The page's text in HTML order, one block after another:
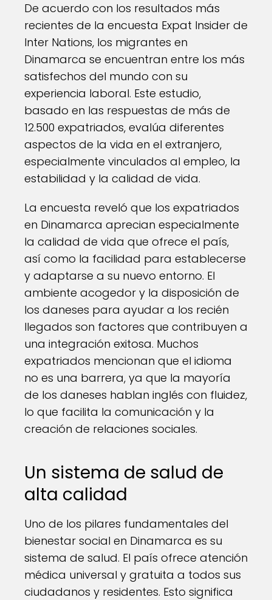
De acuerdo con los resultados más
recientes de la encuesta Expat Insider de
Inter Nations, los migrantes en
Dinamarca se encuentran entre los más
satisfechos del mundo con su
experiencia laboral. Este estudio,
basado en las respuestas de más de
12.500 expatriados, evalúa diferentes
aspectos de la vida en el extranjero,
especialmente vinculados al empleo, la
estabilidad y la calidad de vida.
La encuesta reveló que los expatriados
en Dinamarca aprecian especialmente
la calidad de vida que ofrece el país,
así como la facilidad para establecerse
y adaptarse a su nuevo entorno. El
ambiente acogedor y la disposición de
los daneses para ayudar a los recién
llegados son factores que contribuyen a
una integración exitosa. Muchos
expatriados mencionan que el idioma
no es una barrera, ya que la mayoría
de los daneses hablan inglés con fluidez,
lo que facilita la comunicación y la
creación de relaciones sociales.
Un sistema de salud de
alta calidad
Uno de los pilares fundamentales del
bienestar social en Dinamarca es su
sistema de salud. El país ofrece atención
médica universal y gratuita a todos sus
ciudadanos y residentes. Esto significa